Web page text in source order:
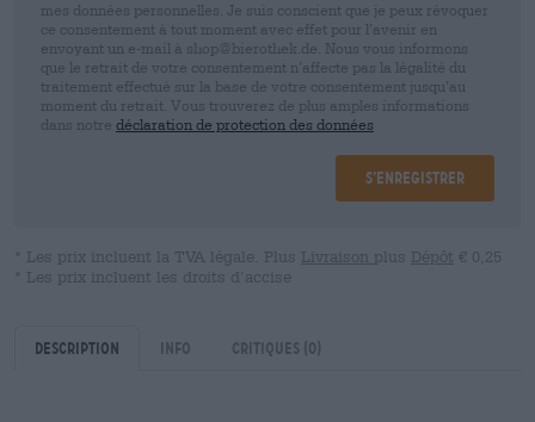
mes données personnelles. Je suis conscient que je peux révoquer
ce consentement à tout moment avec effet pour l’avenir en
envoyant un e-mail à shop@bierothek.de. Nous vous informons
que le retrait de votre consentement n’affecte pas la légalité du
traitement effectué sur la base de votre consentement jusqu’au
moment du retrait. Vous trouverez de plus amples informations
dans notre déclaration de protection des données
S’enregistrer
* Les prix incluent la TVA légale. Plus Livraison plus Dépôt € 0,25
* Les prix incluent les droits d’accise
Description Info Critiques (0)